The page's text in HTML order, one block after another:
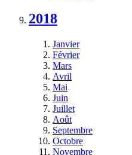
2018
Janvier
Février
Mars
Avril
Mai
Juin
Juillet
Août
Septembre
Octobre
Novembre